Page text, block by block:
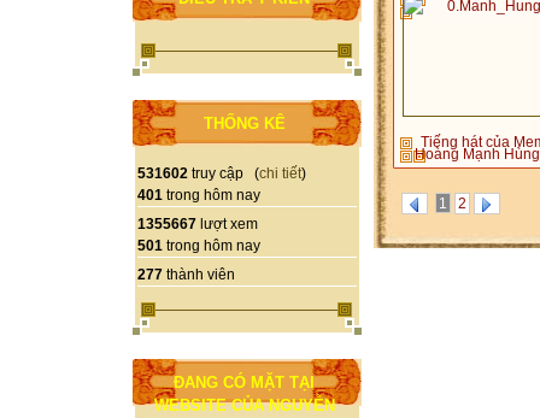
THỐNG KÊ
531602 truy cập (chi tiết)
401 trong hôm nay
1355667 lượt xem
501 trong hôm nay
277 thành viên
ĐANG CÓ MẶT TẠI
WEBSITE CỦA NGUYỄN
Tiếng hát của
Hoàng Mạnh
1 2